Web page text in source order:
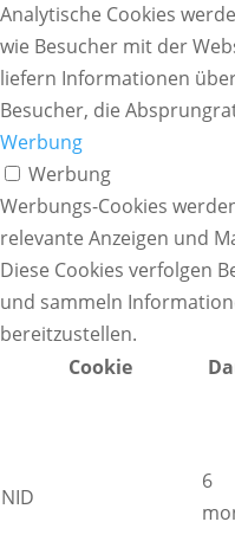
Analytische Cookies
wie Besucher mit der
liefern Informationen
Besucher, die
Werbung
Werbung
Werbungs-Cookies
relevante Anzeigen und
Diese Cookies verfolgen
und sammeln
bereitzustellen.
Cookie
NID
6